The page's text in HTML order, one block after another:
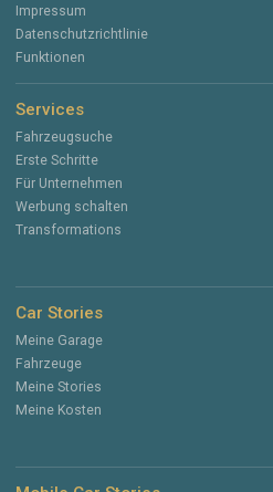
Impressum
Datenschutzrichtlinie
Funktionen
Services
Fahrzeugsuche
Erste Schritte
Für Unternehmen
Werbung schalten
Transformations
Car Stories
Meine Garage
Fahrzeuge
Meine Stories
Meine Kosten